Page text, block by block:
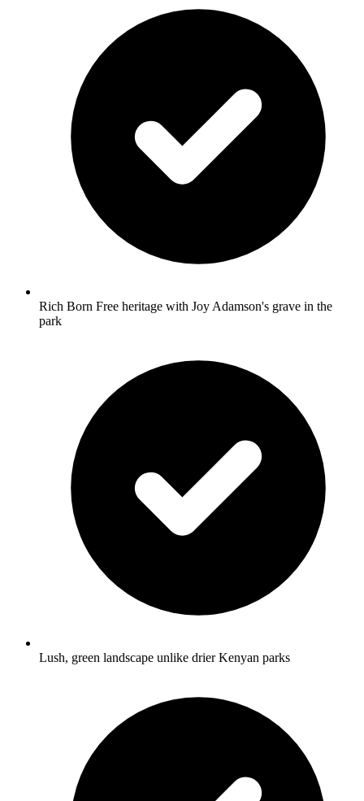
Rich Born Free heritage with Joy Adamson's grave in the
park
Lush, green landscape unlike drier Kenyan parks